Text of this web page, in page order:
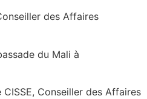
des Affaires
du Mali à
Conseiller des Affaires